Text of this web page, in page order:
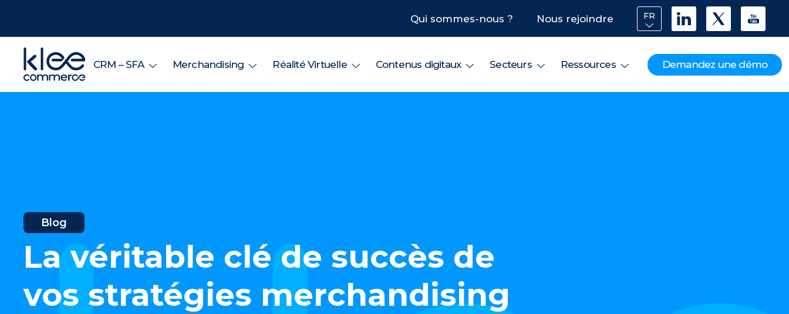
Qui sommes-nous ? Nous rejoindre FR
CRM – SFA Merchandising Réalité Virtuelle Contenus digitaux Secteurs Ressources Demandez une démo
Blog
La véritable clé de succès de
vos stratégies merchandising